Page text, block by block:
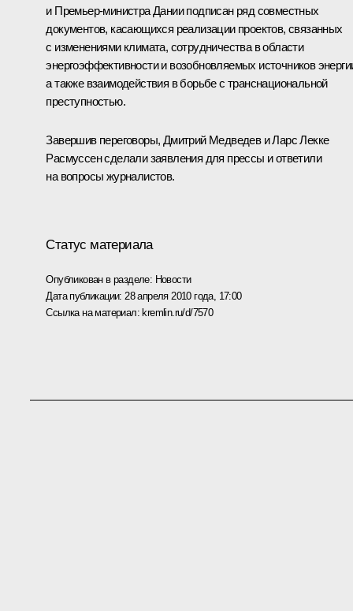
и Премьер-министра Дании подписан ряд совместных
документов, касающихся реализации проектов, связанных
с изменениями климата, сотрудничества в области
энергоэффективности и возобновляемых источников
а также взаимодействия в борьбе с транснациональной
преступностью.
Завершив переговоры, Дмитрий Медведев и Ларс Лекке
Расмуссен сделали заявления для прессы и ответили
на вопросы журналистов.
Статус материала
Опубликован в разделе: Новости
Дата публикации: 28 апреля 2010 года, 17:00
Ссылка на материал: kremlin.ru/d/7570